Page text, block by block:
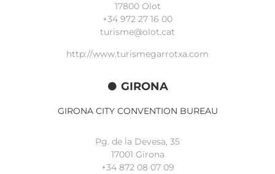
17800 Olot
+34 972 27 16 00
turisme@olot.cat
http://www.turismegarrotxa.com
GIRONA
GIRONA CITY CONVENTION BUREAU
Pg. de la Devesa, 35
17001 Girona
+34 872 08 07 09